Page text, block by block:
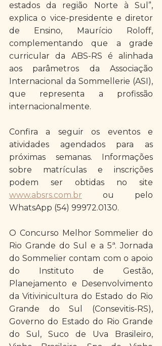
estados da região Norte à Sul”,
explica o vice-presidente e diretor
de Ensino, Maurício Roloff,
complementando que a grade
curricular da ABS-RS é alinhada
aos parâmetros da Associação
Internacional da Sommellerie (ASI),
que representa a profissão
internacionalmente.
Confira a seguir os eventos e
atividades agendados para as
próximas semanas. Informações
sobre matrículas e inscrições
www.absrs.com.br ou pelo
WhatsApp (54) 99972.0130.
O Concurso Melhor Sommelier do
Rio Grande do Sul e a 5ª. Jornada
do Sommelier contam com o apoio
do Instituto de Gestão,
Planejamento e Desenvolvimento
da Vitivinicultura do Estado do Rio
Grande do Sul (Consevitis-RS),
Governo do Estado do Rio Grande
do Sul, Suco de Uva Brasileiro,